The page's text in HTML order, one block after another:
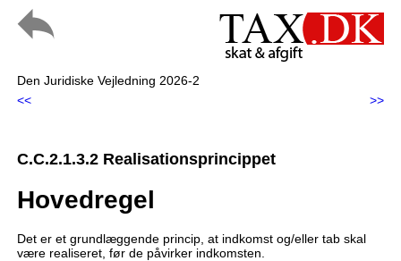
Den Juridiske Vejledning 2026-2
<<
>>
C.C.2.1.3.2 Realisationsprincippet
Hovedregel
Det er et grundlæggende princip, at indkomst og/eller tab skal
være realiseret, før de påvirker indkomsten.